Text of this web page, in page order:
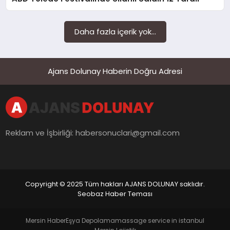
Daha fazla içerik yok...
Ajans Dolunay Haberin Doğru Adresi
Reklam ve İşbirliği:habersonuclari@gmail.com
Copyright © 2025 Tüm hakları AJANS DOLUNAY saklıdır.
Seobaz Haber Teması
Mersin HaberEşya Depolamamassage service in istanbul